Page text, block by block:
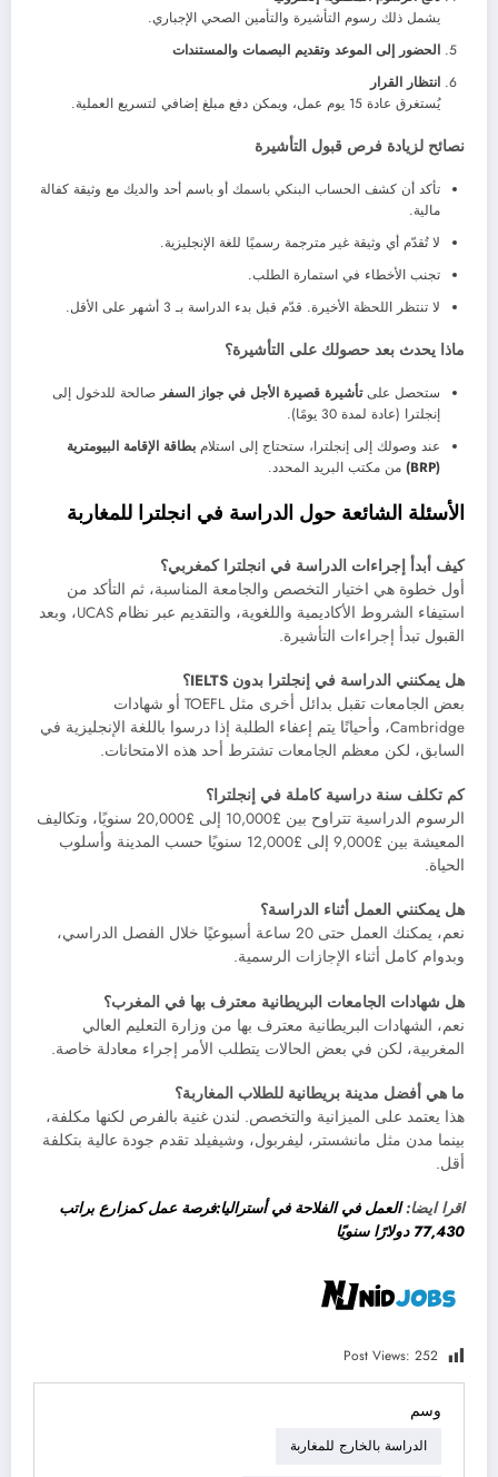
يشمل ذلك رسوم التأشيرة والتأمين الصحي الإجباري.
الحضور إلى الموعد وتقديم البصمات والمستندات
انتظار القرار
يُستغرق عادة 15 يوم عمل، ويمكن دفع مبلغ إضافي لتسريع العملية.
نصائح لزيادة فرص قبول التأشيرة
تأكد أن كشف الحساب البنكي باسمك أو باسم أحد والديك مع وثيقة كفالة
مالية.
لا تُقدّم أي وثيقة غير مترجمة رسميًا للغة الإنجليزية.
تجنب الأخطاء في استمارة الطلب.
لا تنتظر اللحظة الأخيرة. قدّم قبل بدء الدراسة بـ 3 أشهر على الأقل.
ماذا يحدث بعد حصولك على التأشيرة؟
ستحصل علىتأشيرة قصيرة الأجل في جواز السفر صالحة للدخول إلى
إنجلترا (عادة لمدة 30 يومًا).
عند وصولك إلى إنجلترا، ستحتاج إلى استلام بطاقة الإقامة البيومترية
(BRP)
من مكتب البريد المحدد.
الأسئلة الشائعة حول الدراسة في انجلترا للمغاربة
كيف أبدأ إجراءات الدراسة في انجلترا كمغربي؟
أول خطوة هي اختيار التخصص والجامعة المناسبة، ثم التأكد من
استيفاء الشروط الأكاديمية واللغوية، والتقديم عبر نظام UCAS، وبعد
القبول تبدأ إجراءات التأشيرة.
هل يمكنني الدراسة في إنجلترا بدون IELTS؟
بعض الجامعات تقبل بدائل أخرى مثل TOEFL أو شهادات
Cambridge، وأحيانًا يتم إعفاء الطلبة إذا درسوا باللغة الإنجليزية في
السابق، لكن معظم الجامعات تشترط أحد هذه الامتحانات.
كم تكلف سنة دراسية كاملة في إنجلترا؟
الرسوم الدراسية تتراوح بين £10,000 إلى £20,000 سنويًا، وتكاليف
المعيشة بين £9,000 إلى £12,000 سنويًا حسب المدينة وأسلوب
الحياة.
هل يمكنني العمل أثناء الدراسة؟
نعم، يمكنك العمل حتى 20 ساعة أسبوعيًا خلال الفصل الدراسي،
وبدوام كامل أثناء الإجازات الرسمية.
هل شهادات الجامعات البريطانية معترف بها في المغرب؟
نعم، الشهادات البريطانية معترف بها من وزارة التعليم العالي
المغربية، لكن في بعض الحالات يتطلب الأمر إجراء معادلة خاصة.
ما هي أفضل مدينة بريطانية للطلاب المغاربة؟
هذا يعتمد على الميزانية والتخصص. لندن غنية بالفرص لكنها مكلفة،
بينما مدن مثل مانشستر، ليفربول، وشيفيلد تقدم جودة عالية بتكلفة
أقل.
اقرا ايضا:العمل في الفلاحة في أستراليا:فرصة عمل كمزارع براتب
77,430 دولارًا سنويًا
Post Views: 252
وسم
الدراسة بالخارج للمغاربة